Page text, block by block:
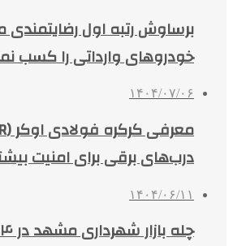
برساوش رتبه اول
خودروهای وارداتی را کسب
۱۴۰۴/۰۷/۰۶
درب‌های برقی برای امنیت
۱۴۰۴/۰۶/۱۱
چله بازار شهرداری مشهد در ۱۴۰۴ برگزار میشود ؟